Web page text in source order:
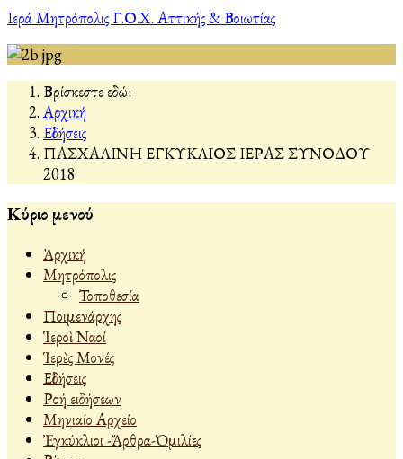
Ιερά Μητρόπολις Γ.Ο.Χ. Αττικής & Βοιωτίας
Βρίσκεστε εδώ:
Αρχική
Εἰδήσεις
ΠΑΣΧΑΛΙΝΗ ΕΓΚΥΚΛΙΟΣ ΙΕΡΑΣ ΣΥΝΟΔΟΥ
2018
Κύριο μενού
Ἀρχική
Μητρόπολις
Τοποθεσία
Ποιμενάρχης
Ἱεροὶ Ναοί
Ἱερὲς Μονές
Εἰδήσεις
Ροή ειδήσεων
Μηνιαίο Αρχείο
Ἐγκύκλιοι -Ἄρθρα-Ὁμιλίες